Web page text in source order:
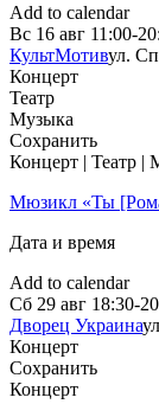
Add to calendar
Вс 16 авг 11:00-
КультМотивул.
Концерт
Театр
Музыка
Сохранить
Концерт | Театр |
Мюзикл «Ты
Дата и время
Add to calendar
Сб 29 авг 18:30-
Дворец Украина
Концерт
Сохранить
Концерт